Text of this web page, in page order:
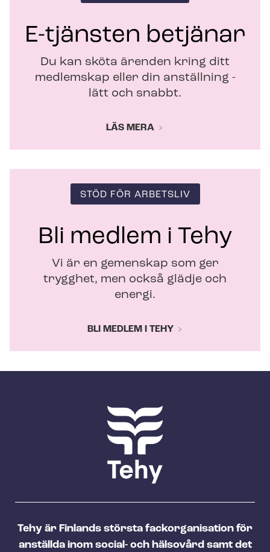
e
r
E-tjänsten betjänar
Du kan sköta ärenden kring ditt
medlemskap eller din anställning -
lätt och snabbt.
LÄS MERA
STÖD FÖR ARBETSLIV
Bli medlem i Tehy
Vi är en gemenskap som ger
trygghet, men också glädje och
energi.
BLI MEDLEM I TEHY
Tehy är Finlands största fackorganisation för
anställda inom social- och hälsovård samt det